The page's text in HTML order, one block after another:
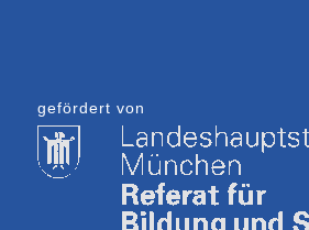
gefördert von